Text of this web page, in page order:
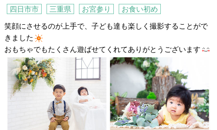
四日市市 三重県 お宮参り お食い初め
笑顔にさせるのが上手で、子ども達も楽しく撮影することがで
きました
おもちゃでもたくさん遊ばせてくれてありがとうございます